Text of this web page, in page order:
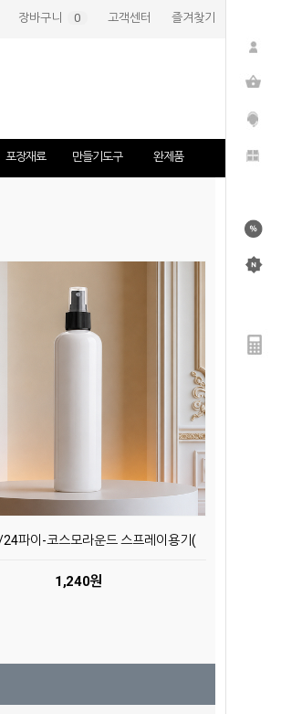
장바구니 0 고객센터 즐겨찾기
포장재료 만들기도구 완제품
파이-코스모라운드 스프레이용기(
1,240원